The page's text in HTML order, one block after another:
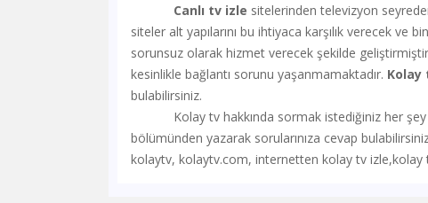
Canlı tv izle sitelerinden televizyon
siteler alt yapılarını bu ihtiyaca karşılık verecek ve
sorunsuz olarak hizmet verecek şekilde
kesinlikle bağlantı sorunu yaşanmamaktadır. Kolay
bulabilirsiniz.
Kolay tv hakkında sormak istediğiniz her şey
bölümünden yazarak sorularınıza cevap
kolaytv, kolaytv.com, internetten kolay tv izle,kolay